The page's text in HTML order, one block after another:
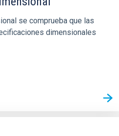
se comprueba que las
dimensionales